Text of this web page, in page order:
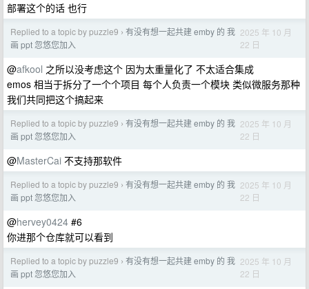
部署这个的话 也行
Replied to a topic by puzzle9 › 有没有想一起共建 emby 的 我
画 ppt 忽悠您加入
2025 年 10 月
22 日
@afkool 之所以没考虑这个 因为太重量化了 不太适合集成
emos 相当于拆分了一个个项目 每个人负责一个模块 类似微服务那种
我们共同把这个搞起来
Replied to a topic by puzzle9 › 有没有想一起共建 emby 的 我
画 ppt 忽悠您加入
2025 年 10 月
22 日
@MasterCai 不支持那软件
Replied to a topic by puzzle9 › 有没有想一起共建 emby 的 我
画 ppt 忽悠您加入
2025 年 10 月
22 日
@hervey0424 #6
你进那个仓库就可以看到
Replied to a topic by puzzle9 › 有没有想一起共建 emby 的 我
画 ppt 忽悠您加入
2025 年 10 月
22 日